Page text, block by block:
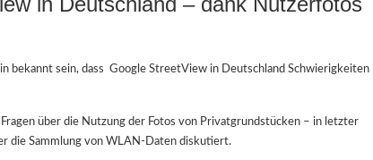
bekannt sein, dass Google StreetView in Deutschland Schwierigkeiten
über die Nutzung der Fotos von Privatgrundstücken – in letzter
die Sammlung von WLAN-Daten diskutiert.